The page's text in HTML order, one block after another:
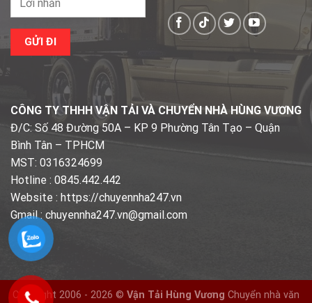
CÔNG TY THHH VẬN TẢI VÀ CHUYỂN NHÀ HÙNG VƯƠNG
Đ/C: Số 48 Đường 50A – KP 9 Phường Tân Tạo – Quận
Bình Tân – TPHCM
MST: 0316324699
Hotline : 0845.442.442
Website : https://chuyennha247.vn
Gmail : chuyennha247.vn@gmail.com
Copyright 2006 - 2026 © Vận Tải Hùng Vương Chuyển nhà văn